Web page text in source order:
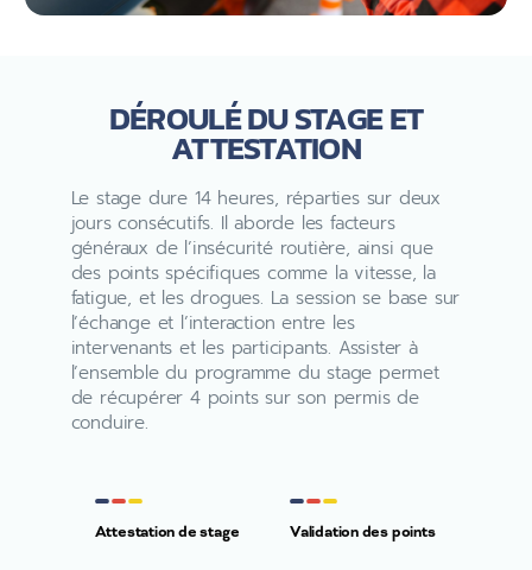
DÉROULÉ DU STAGE ET
ATTESTATION
Le stage dure 14 heures, réparties sur deux
jours consécutifs. Il aborde les facteurs
généraux de l’insécurité routière, ainsi que
des points spécifiques comme la vitesse, la
fatigue, et les drogues. La session se base sur
l’échange et l’interaction entre les
intervenants et les participants. Assister à
l’ensemble du programme du stage permet
de récupérer 4 points sur son permis de
conduire.
Attestation de stage Validation des points